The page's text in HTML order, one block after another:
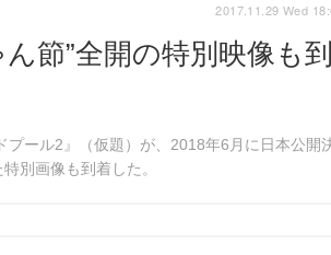
節”全開の特別映像も
プール2』（仮題）が、2018年6月に日本公開
別画像も到着した。
2017.11.29 Wed